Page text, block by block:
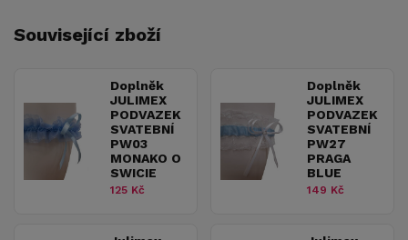
Související zboží
Doplněk
JULIMEX
PODVAZEK
SVATEBNÍ
PW03
MONAKO O
SWICIE
125 Kč
Doplněk
JULIMEX
PODVAZEK
SVATEBNÍ
PW27
PRAGA
BLUE
149 Kč